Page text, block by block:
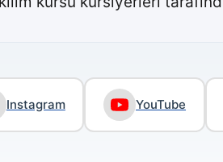
Instagram YouTube